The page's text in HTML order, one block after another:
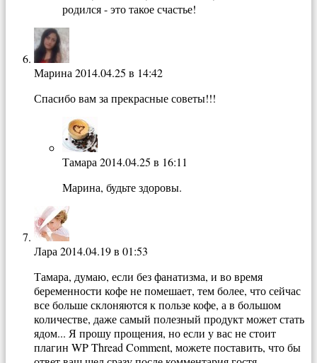
родился - это такое счастье!
Марина 2014.04.25 в 14:42
Спасибо вам за прекрасные советы!!!
Тамара 2014.04.25 в 16:11
Марина, будьте здоровы.
Лара 2014.04.19 в 01:53
Тамара, думаю, если без фанатизма, и во время
беременности кофе не помешает, тем более, что сейчас
все больше склоняются к пользе кофе, а в большом
количестве, даже самый полезный продукт может стать
ядом... Я прошу прощения, но если у вас не стоит
плагин WP Thread Comment, можете поставить, что бы